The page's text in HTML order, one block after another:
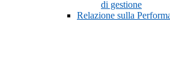
di gestione
Relazione sulla